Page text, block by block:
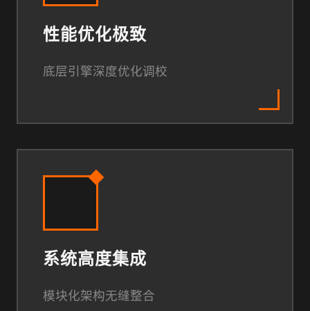
性能优化极致
底层引擎深度优化调校
系统高度集成
模块化架构无缝整合